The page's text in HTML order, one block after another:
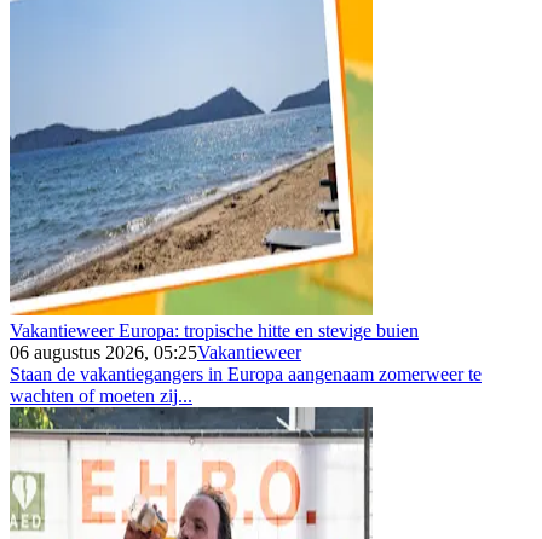
Vakantieweer Europa: tropische hitte en stevige buien
06 augustus 2026, 05:25Vakantieweer
Staan de vakantiegangers in Europa aangenaam zomerweer te
wachten of moeten zij...